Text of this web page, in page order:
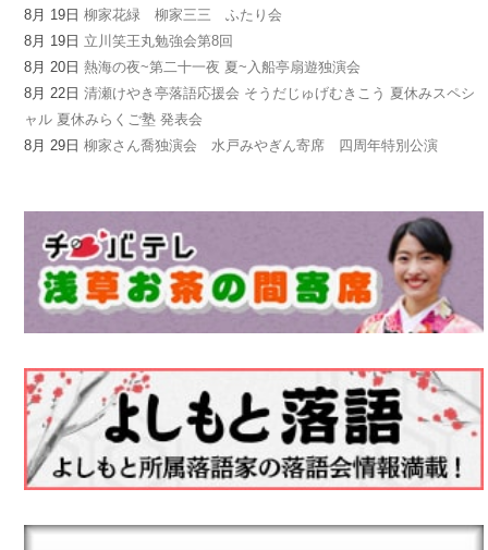
8月 19日柳家花緑 柳家三三 ふたり会
8月 19日 立川笑王丸勉強会第8回
8月 20日熱海の夜~第二十一夜 夏~入船亭扇遊独演会
8月 22日清瀬けやき亭落語応援会 そうだじゅげむきこう 夏休みスペシ
ャル 夏休みらくご塾 発表会
8月 29日柳家さん喬独演会 水戸みやぎん寄席 四周年特別公演